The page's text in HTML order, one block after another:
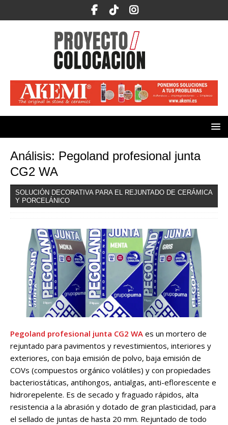
Análisis: Pegoland profesional junta
CG2 WA
SOLUCIÓN DECORATIVA PARA EL REJUNTADO DE CERÁMICA
Y PORCELÁNICO
Pegoland profesional junta CG2 WA es un mortero de
rejuntado para pavimentos y revestimientos, interiores y
exteriores, con baja emisión de polvo, baja emisión de
COVs (compuestos orgánico volátiles) y con propiedades
bacteriostáticas, antihongos, antialgas, anti-eflorescente e
hidrorepelente. Es de secado y fraguado rápidos, alta
resistencia a la abrasión y dotado de gran plasticidad, para
el sellado de juntas de hasta 20 mm. Rejuntado de todo